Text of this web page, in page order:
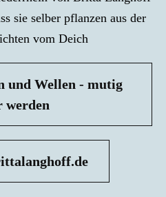
und Wellen - mutig
werden